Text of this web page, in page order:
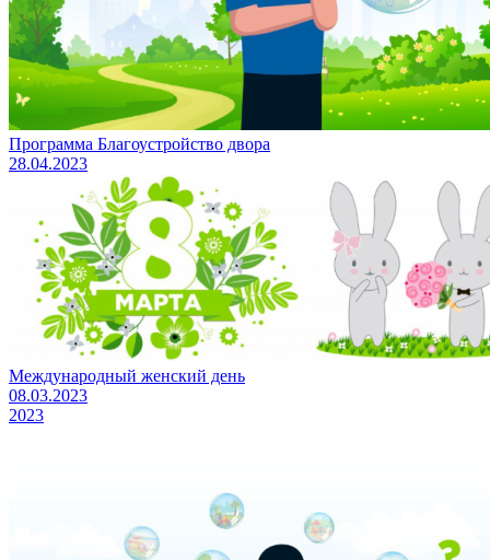
Программа Благоустройство двора
28.04.2023
Международный женский день
08.03.2023
2023